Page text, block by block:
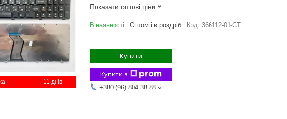
11 днів
Показати оптові ціни
В наявності Оптом і в роздріб Код: 366112-01-СТ
Купити
Купити з
+380 (96) 804-38-88